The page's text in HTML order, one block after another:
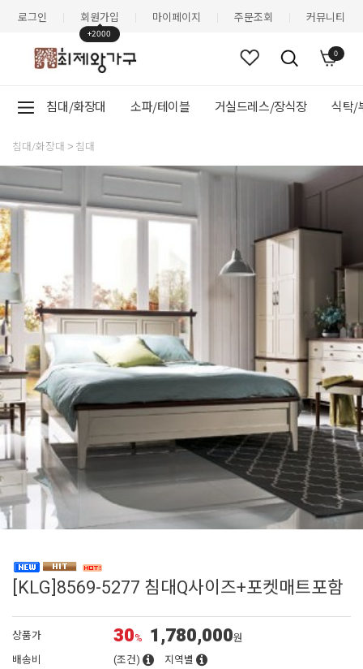
로그인 회원가입
+2000
마이페이지 주문조회 커뮤니티
0
침대/화장대 소파/테이블 거실드레스/장식장 식탁/
침대/화장대 침대
[KLG]8569-5277 침대Q사이즈+포켓매트포함
상품가 30% 1,780,000원
배송비
(조건) 지역별